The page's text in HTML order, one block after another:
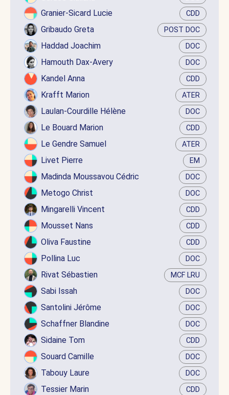
Granier-Sicard Lucie CDD
Gribaudo Greta POST DOC
Haddad Joachim DOC
Hamouth Dax-Avery DOC
Kandel Anna CDD
Krafft Marion ATER
Laulan-Courdille Hélène DOC
Le Bouard Marion CDD
Le Gendre Samuel ATER
Livet Pierre EM
Madinda Moussavou Cédric DOC
Metogo Christ DOC
Mingarelli Vincent CDD
Mousset Nans CDD
Oliva Faustine CDD
Pollina Luc DOC
Rivat Sébastien MCF LRU
Sabi Issah DOC
Santolini Jérôme DOC
Schaffner Blandine DOC
Sidaine Tom CDD
Souard Camille DOC
Tabouy Laure DOC
Tessier Marin CDD